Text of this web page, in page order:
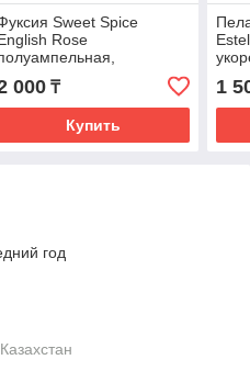
Sweet Spice
Rose
укоренённый черенок
000₸
Купить
1
год